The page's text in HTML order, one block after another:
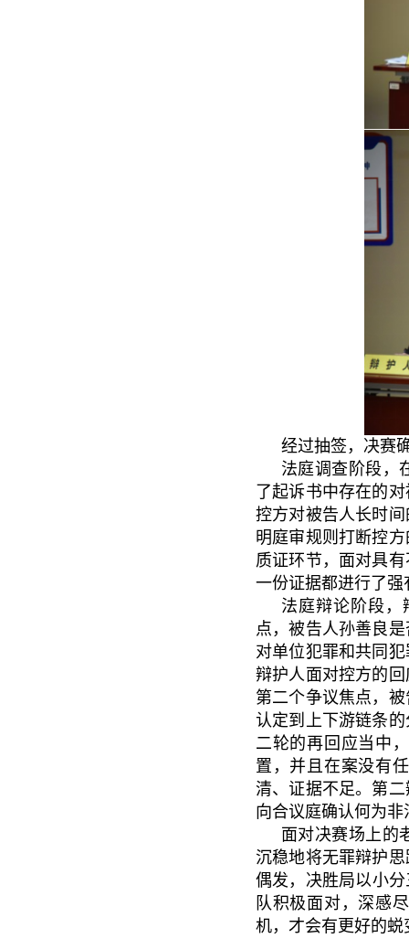
经过抽签，决赛
法庭调查阶段，
了起诉书中存在的
控方对被告人长时
明庭审规则打断控
质证环节，面对具
一份证据都进行了
法庭辩论阶段，
点，被告人孙善良
对单位犯罪和共同
辩护人面对控方的
第二个争议焦点，
认定到上下游链条
二轮的再回应当中
置，并且在案没有
清、证据不足。第
向合议庭确认何为
面对决赛场上的
沉稳地将无罪辩护
偶发，决胜局以小
队积极面对，深感
机，才会有更好的蜕